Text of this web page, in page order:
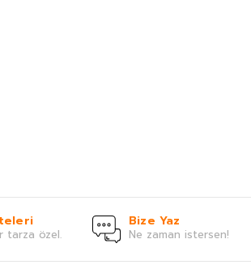
tarza özel.
Bize Yaz
Ne zaman istersen!